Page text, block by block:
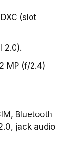
(slot
2.0).
MP (f/2.4)
Bluetooth
jack audio